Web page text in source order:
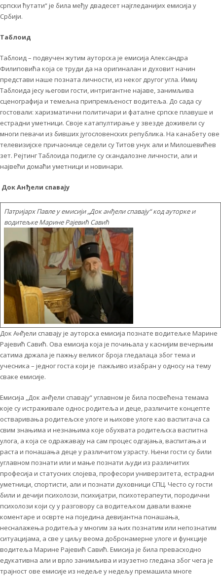
српски ћутати“ је била међу двадесет најгледанијих емисија у
Србији.
Таблоид
Таблоид – подвучен жутим ауторска је емисија Александра
Филиповића која се труди да на оригиналан и духовит начин
представи наше позната личности, из неког другог угла. Имиџ
Таблоида јесу његови гости, интригантне најаве, занимљива
сценографија и темељна припремљеност водитеља. До сада су
гостовали: харизматични политичари и фаталне српске плавуше и
естрадни уметници. Своје катапултирање у звезде доживели су
многи певачи из бивших југословенских република. На канабету ове
телевизијске причаонице седели су Титов унук али и Милошевићев
зет. Рејтинг Таблоида подигле су скандалозне личности, али и
највећи домаћи уметници и новинари.
Док Анђели спавају
Патријарх Павле у емисији „Док анђели спавају“ код ауторке и
водитељке Марине Рајевић Савић
Док Анђели спавају је ауторска емисија познате водитељке Марине
Рајевић Савић. Ова емисија која је почињала у каснијим вечерњим
сатима држала је пажњу великог броја гледалаца због тема и
учесника – једног госта који је пажљиво изабран у односу на тему
сваке емисије.
Емисија „Док анђели спавају“ углавном је била посвећена темама
које су истраживале однос родитеља и деце, различите концепте
остваривања родитељске улоге и њихове улоге као васпитача са
свим знањима и незнањима које обухвата родитељска васпитна
улога, а која се одражавају на сам процес одгајања, васпитања и
раста и понашања деце у различитом узрасту. Њени гости су били
углавном познати или и мање познати људи из различитих
професија и статусних слојева, професори универзитета, естрадни
уметници, спортисти, али и познати духовници СПЦ. Често су гости
били и дечији психолози, психијатри, психотерапеути, породични
психолози који су у разговору са водитељком давали важне
коментаре и осврте на поједина девијантна понашања,
несналажења родитеља у многим за њих познатим или непознатим
ситуацијама, а све у циљу веома добронамерне улоге и функције
водитеља Марине Рајевић Савић. Емисија је била превасходно
едукативна али и врло занимљива и изузетно гледана због чега је
трајност ове емисије из недеље у недељу премашила многе